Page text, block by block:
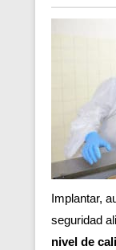
Implantar,
seguridad
nivel de